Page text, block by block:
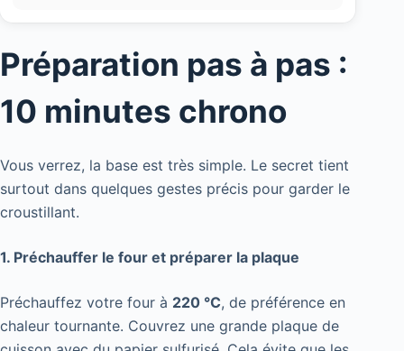
Préparation pas à pas :
10 minutes chrono
Vous verrez, la base est très simple. Le secret tient
surtout dans quelques gestes précis pour garder le
croustillant.
1. Préchauffer le four et préparer la plaque
Préchauffez votre four à 220 °C, de préférence en
chaleur tournante. Couvrez une grande plaque de